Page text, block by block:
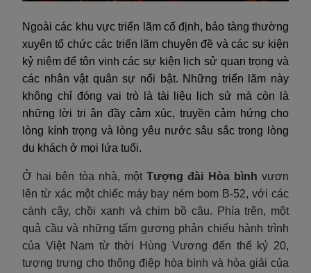
Ngoài các khu vực triển lãm cố định, bảo tàng thường
xuyên tổ chức các triển lãm chuyên đề và các sự kiện
kỷ niệm để tôn vinh các sự kiện lịch sử quan trọng và
các nhân vật quân sự nổi bật. Những triển lãm này
không chỉ đóng vai trò là tài liệu lịch sử mà còn là
những lời tri ân đầy cảm xúc, truyền cảm hứng cho
lòng kính trọng và lòng yêu nước sâu sắc trong lòng
du khách ở mọi lứa tuổi.
Ở hai bên tòa nhà, mộtTượng đài Hòa bình vươn
lên từ xác một chiếc máy bay ném bom B-52, với các
cành cây, chồi xanh và chim bồ câu. Phía trên, một
quả cầu và những tấm gương phản chiếu hành trình
của Việt Nam từ thời Hùng Vương đến thế kỷ 20,
tượng trưng cho thông điệp hòa bình và hòa giải của